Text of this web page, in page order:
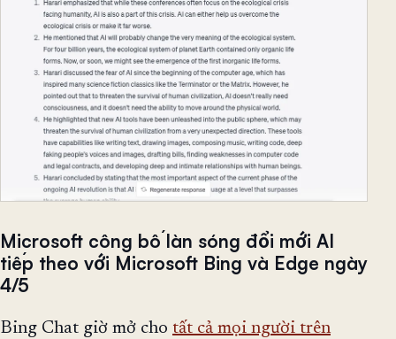
Microsoft công bố làn sóng đổi mới AI
tiếp theo với Microsoft Bing và Edge ngày
4/5
Bing Chat giờ mở cho tất cả mọi người trên